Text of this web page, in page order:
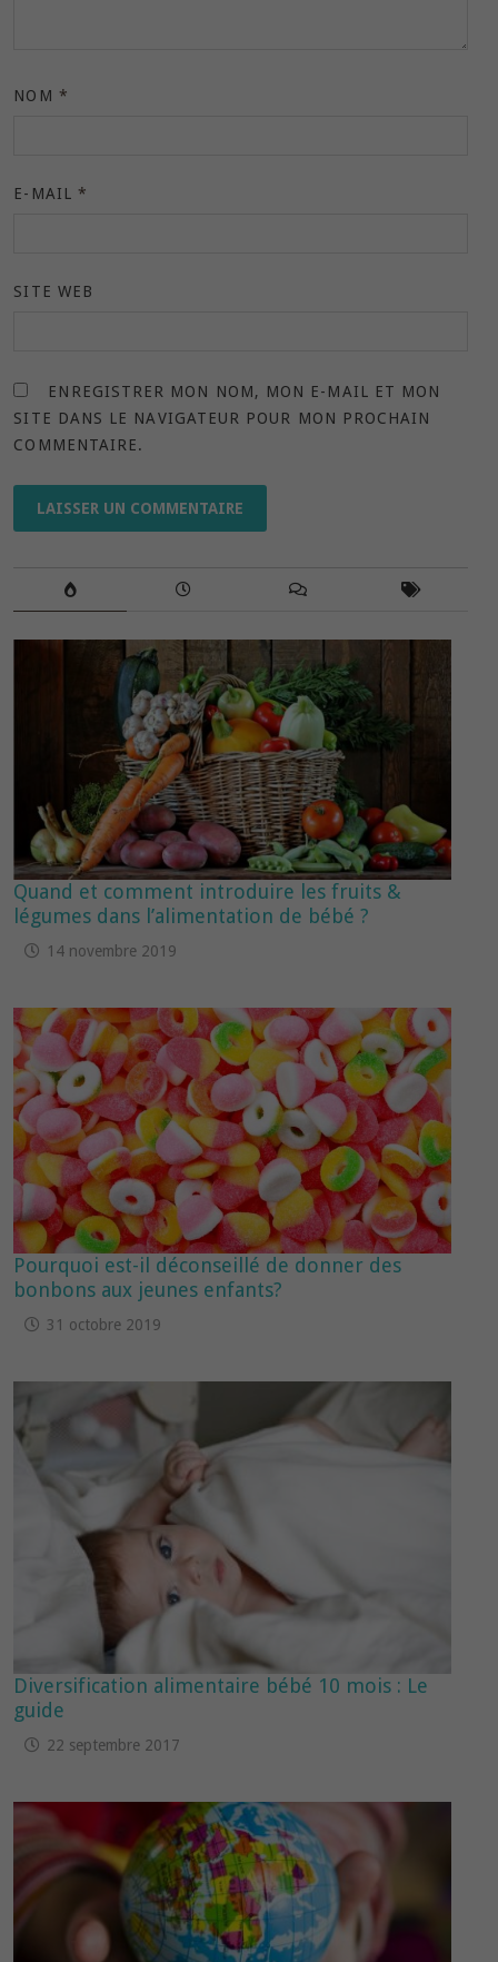
NOM *
E-MAIL *
SITE WEB
ENREGISTRER MON NOM, MON E-MAIL ET MON
SITE DANS LE NAVIGATEUR POUR MON PROCHAIN
COMMENTAIRE.
Quand et comment introduire les fruits &
légumes dans l’alimentation de bébé ?
14 novembre 2019
Pourquoi est-il déconseillé de donner des
bonbons aux jeunes enfants?
31 octobre 2019
Diversification alimentaire bébé 10 mois : Le
guide
22 septembre 2017